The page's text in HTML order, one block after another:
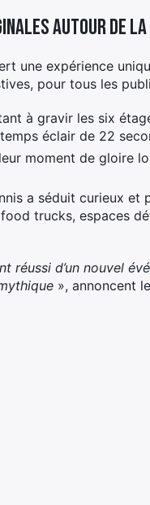
autour de
une expérience
pour tous les
à gravir les six
éclair de 22
moment de gloire
a séduit curieux et
trucks, espaces
d’un nouvel
», annoncent